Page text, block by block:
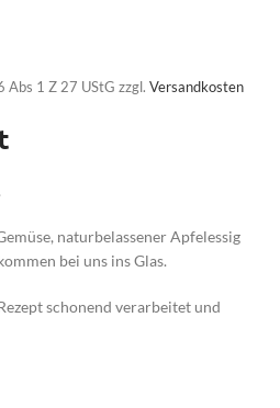
Abs 1 Z 27 UStG zzgl. Versandkosten
naturbelassener Apfelessig
bei uns ins Glas.
schonend verarbeitet und